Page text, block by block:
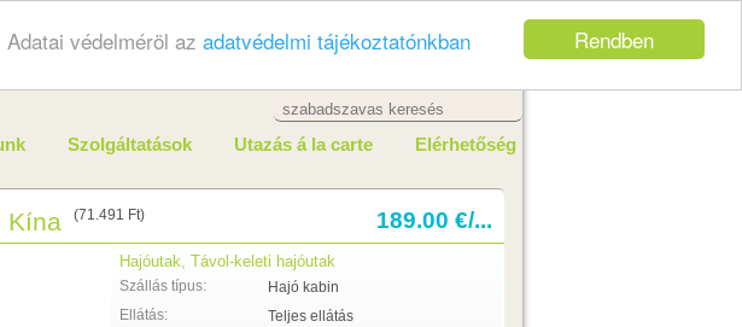
Rendben
védelméröl az adatvédelmi tájékoztatónkban
Szolgáltatások Utazás á la carte Elérhetőség
Kína 189.00 €/...
(71.491 Ft)
Hajóutak, Távol-keleti hajóutak
Szállás típus:
Hajó kabin
Ellátás:
Teljes ellátás